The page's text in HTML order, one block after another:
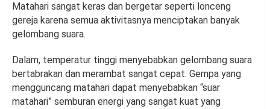
Matahari sangat keras dan bergetar seperti lonceng
gereja karena semua aktivitasnya menciptakan banyak
gelombang suara.
Dalam, temperatur tinggi menyebabkan gelombang suara
bertabrakan dan merambat sangat cepat. Gempa yang
mengguncang matahari dapat menyebabkan “suar
matahari” semburan energi yang sangat kuat yang